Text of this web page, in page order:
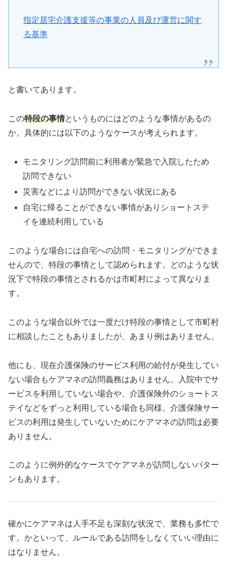
指定居宅介護支援等の事業の人員及び運営に関す
る基準
と書いてあります。
この特段の事情というものにはどのような事情があるの
か。具体的には以下のようなケースが考えられます。
モニタリング訪問前に利用者が緊急で入院したため
訪問できない
災害などにより訪問ができない状況にある
自宅に帰ることができない事情がありショートステ
イを連続利用している
このような場合には自宅への訪問・モニタリングができま
せんので、特段の事情として認められます。どのような状
況下で特段の事情とされるかは市町村によって異なりま
す。
このような場合以外では一度だけ特段の事情として市町村
に相談したこともありましたが、あまり例はありません。
他にも、現在介護保険のサービス利用の給付が発生してい
ない場合もケアマネの訪問義務はありません。入院中でサ
ービスを利用していない場合や、介護保険外のショートス
テイなどをずっと利用している場合も同様、介護保険サー
ビスの利用は発生していないためにケアマネの訪問は必要
ありません。
このように例外的なケースでケアマネが訪問しないパター
ンもあります。
確かにケアマネは人手不足も深刻な状況で、業務も多忙で
す。かといって、ルールである訪問をしなくていい理由に
はなりません。